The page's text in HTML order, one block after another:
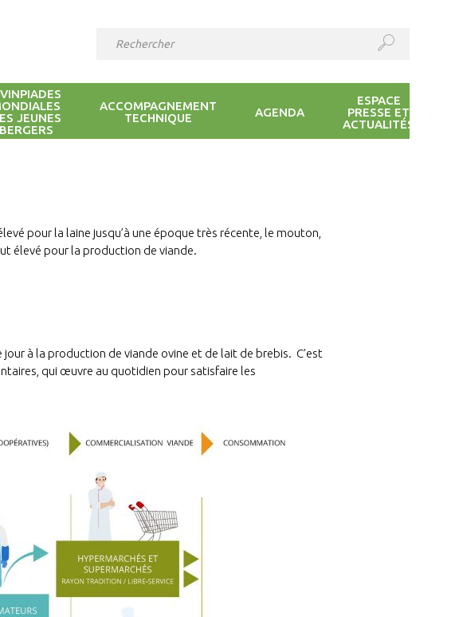
JEUNES
BERGERS
ACCOMPAGNEMENT
TECHNIQUE
AGENDA
ESPACE
PRESSE ET
ACTUALITÉS
pour la laine jusqu’à une époque très récente, le mouton,
élevé pour la production de viande.
à la production de viande ovine et de lait de brebis. C’est
qui œuvre au quotidien pour satisfaire les